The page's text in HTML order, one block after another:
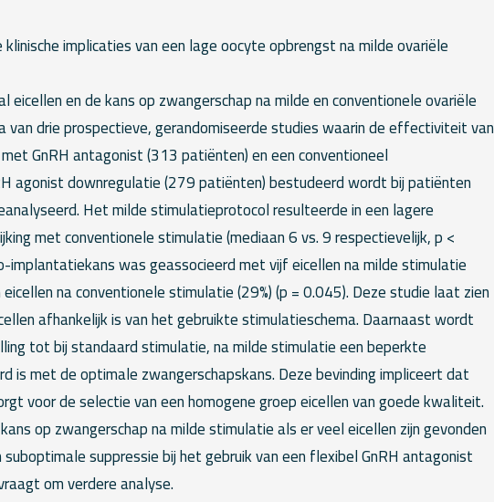
implicaties van een lage oocyte opbrengst na milde ovariële
en de kans op zwangerschap na milde en conventionele ovariële
drie prospectieve, gerandomiseerde studies waarin de effectiviteit van
GnRH antagonist (313 patiënten) en een conventioneel
agonist downregulatie (279 patiënten) bestudeerd wordt bij patiënten
Het milde stimulatieprotocol resulteerde in een lagere
met conventionele stimulatie (mediaan 6 vs. 9 respectievelijk, p <
implantatiekans was geassocieerd met vijf eicellen na milde stimulatie
na conventionele stimulatie (29%) (p = 0.045). Deze studie laat zien
afhankelijk is van het gebruikte stimulatieschema. Daarnaast wordt
tot bij standaard stimulatie, na milde stimulatie een beperkte
is met de optimale zwangerschapskans. Deze bevinding impliceert dat
voor de selectie van een homogene groep eicellen van goede kwaliteit.
op zwangerschap na milde stimulatie als er veel eicellen zijn gevonden
suppressie bij het gebruik van een flexibel GnRH antagonist
om verdere analyse.